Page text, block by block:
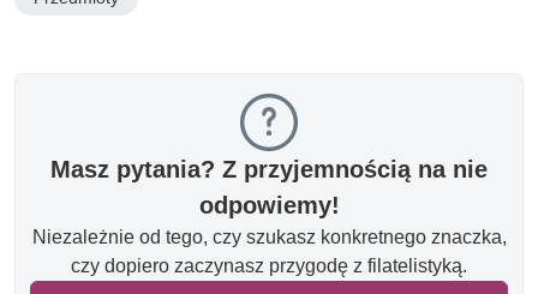
Masz pytania? Z przyjemnością na nie
odpowiemy!
Niezależnie od tego, czy szukasz konkretnego znaczka,
czy dopiero zaczynasz przygodę z filatelistyką.